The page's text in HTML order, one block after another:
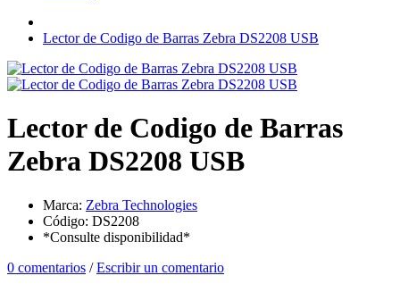
Lector de Codigo de Barras Zebra DS2208 USB
Lector de Codigo de Barras
Zebra DS2208 USB
Marca: Zebra Technologies
Código: DS2208
*Consulte disponibilidad*
0 comentarios /Escribir un comentario